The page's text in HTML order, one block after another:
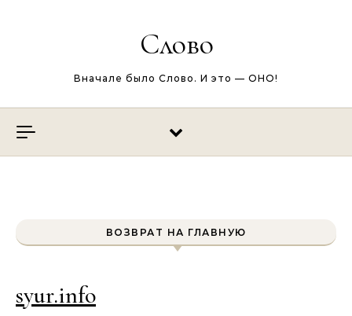
Слово
Вначале было Слово. И это — ОНО!
ВОЗВРАТ НА ГЛАВНУЮ
syur.info